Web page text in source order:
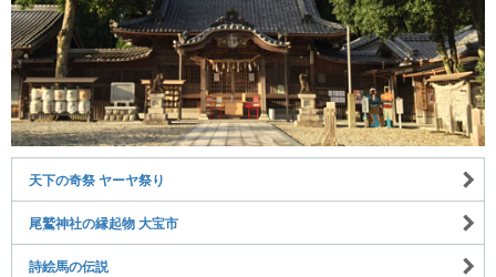
天下の奇祭 ヤーヤ祭り
尾鷲神社の縁起物 大宝市
詩絵馬の伝説